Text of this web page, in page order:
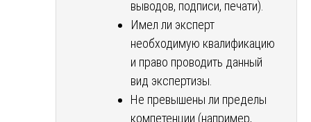
выводов, подписи, печати).
Имел ли эксперт
необходимую квалификацию
и право проводить данный
вид экспертизы.
Не превышены ли пределы
компетенции (например,